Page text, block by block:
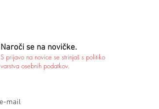
Naroči se na novičke.
S prijavo na novice se strinjaš s politiko
varstva osebnih podatkov.